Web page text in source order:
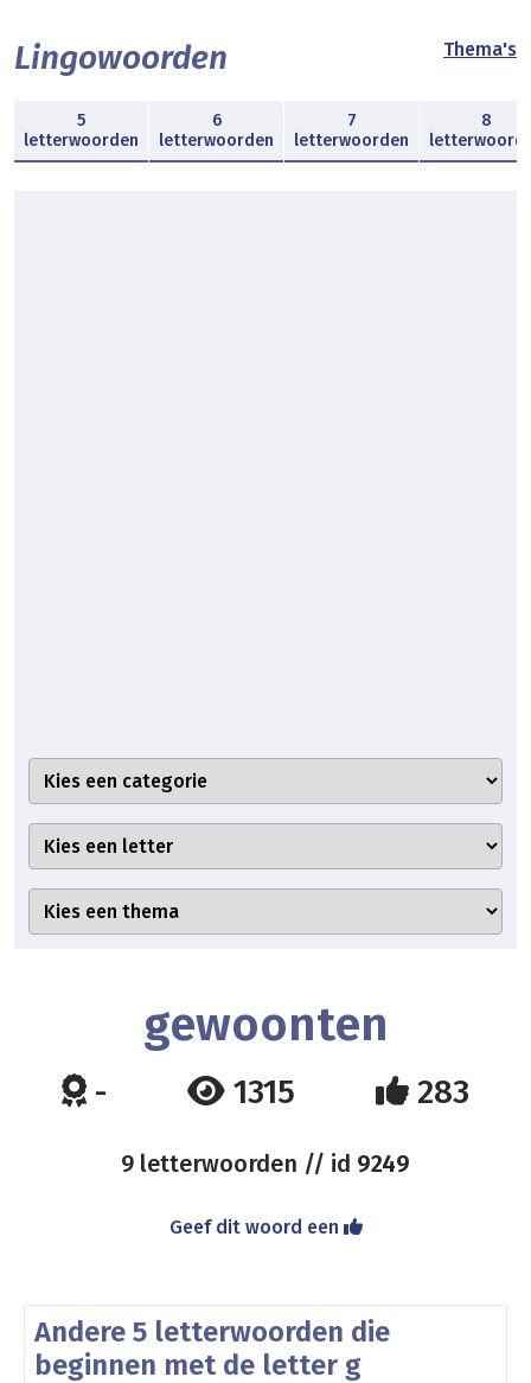
Lingowoorden Thema's
5
letterwoorden
6
letterwoorden
7
letterwoorden
8
gewoonten
- 1315 283
9 letterwoorden // id 9249
Geef dit woord een
Andere 5 letterwoorden die
beginnen met de letter g